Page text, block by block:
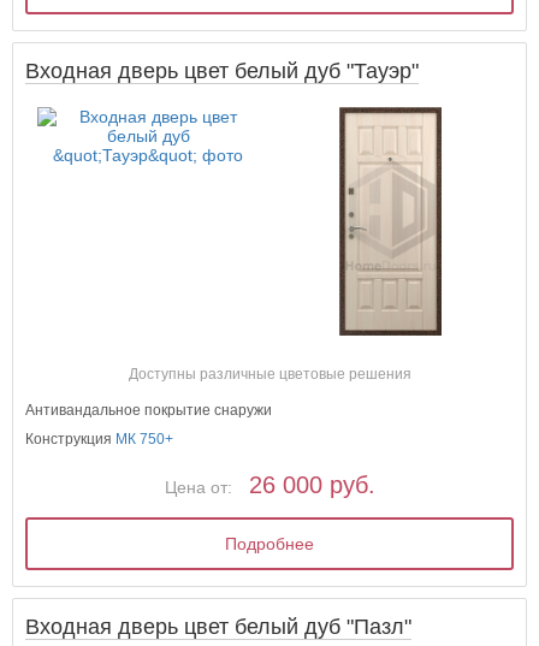
Входная дверь цвет белый дуб "Тауэр"
Доступны различные цветовые решения
Антивандальное покрытие снаружи
Конструкция МК 750+
Цена от: 26 000 руб.
Подробнее
Входная дверь цвет белый дуб "Пазл"